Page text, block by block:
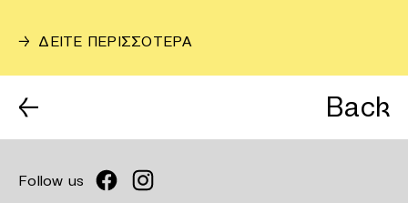
→ ΔΕΙΤΕ ΠΕΡΙΣΣΟΤΕΡΑ
← Back
Follow us